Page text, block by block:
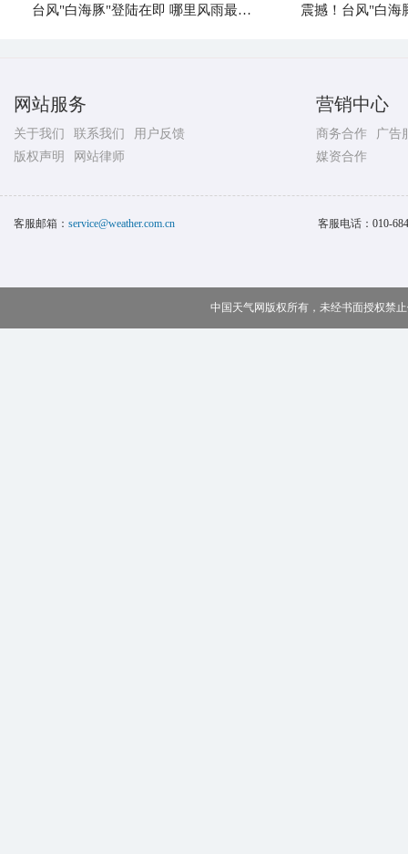
台风"白海豚"登陆在即 哪里风雨最强？ 震撼！台风"白海
网站服务
关于我们 联系我们
用户反馈
版权声明
网站律师
营销中心
商务合作
广告
媒资合作
客服邮箱： service@weather.com.cn 客服电话： 010-
中国天气网版权所有，未经书面授权